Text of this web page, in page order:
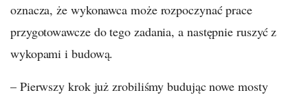
oznacza, że wykonawca może rozpoczynać prace
przygotowawcze do tego zadania, a następnie ruszyć z
wykopami i budową.
– Pierwszy krok już zrobiliśmy budując nowe mosty